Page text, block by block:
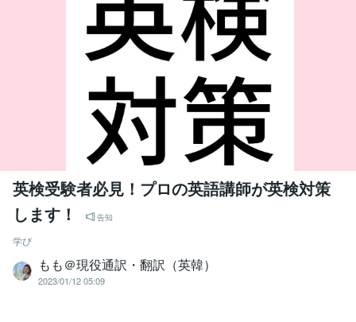
英検受験者必見！プロの英語講師が英検対策
します！
告知
学び
もも＠現役通訳・翻訳（英韓）
2023/01/12 05:09